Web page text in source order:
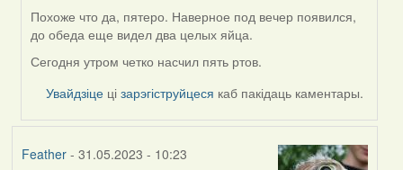
In
reply
to
Lighty
Похоже что да, пятеро. Наверное под вечер появился,
до обеда еще видел два целых яйца.
Сегодня утром четко насчил пять ртов.
Увайдзіце цізарэгіструйцеся каб пакідаць каментары.
Feather- 31.05.2023 - 10:23